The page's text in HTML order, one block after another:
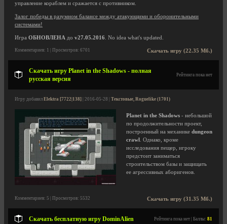
управление кораблем и сражается с противником.
Залог победы в разумном балансе между атакующими и оборонительными
системами!
Игра ОБНОВЛЕНА до v27.05.2016 . No idea what's updated.
Скачать игру (22.35 Мб.)
Комментариев: 1 | Просмотров: 6701
Скачать игру Planet in the Shadows - полная
русская версия
Рейтинга пока нет
Игру добавил Elektra [7722|138] | 2016-05-28 | Текстовые, Roguelike (1701)
Planet in the Shadows - небольшой
по продолжительности проект,
построенный на механике dungeon
crawl
. Однако, кроме
исследования пещер, игроку
предстоит заниматься
строительством базы и защищать
ее агрессивных аборигенов.
Скачать игру (31.35 Мб.)
Комментариев: 5 | Просмотров: 5532
Скачать бесплатную игру DominAlien Рейтинга пока нет | Баллы: 81